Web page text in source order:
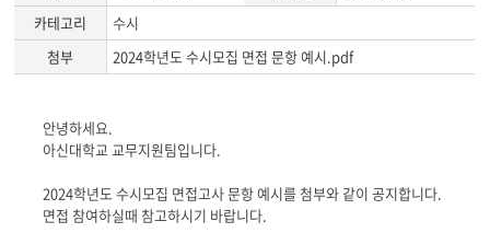
카테고리
수시
첨부
2024학년도 수시모집 면접 문항 예시.pdf
게
시
본
문
안녕하세요.
아신대학교 교무지원팀입니다.
2024학년도 수시모집 면접고사 문항 예시를 첨부와 같이 공지합니다.
면접 참여하실때 참고하시기 바랍니다.